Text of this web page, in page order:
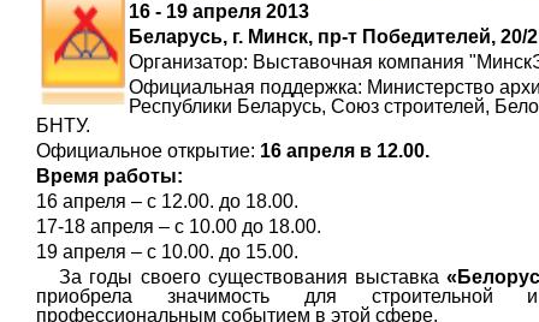
16 - 19 апреля 2013
Беларусь, г. Минск, пр-т Победителей,
Организатор: Выставочная компания
Официальная поддержка: Министерство
Республики Беларусь, Союз строителей,
БНТУ.
Официальное открытие: 16 апреля в 12.00.
Время работы:
16 апреля – с 12.00. до 18.00.
17-18 апреля – с 10.00 до 18.00.
19 апреля – с 10.00. до 15.00.
За годы своего существования выставка
приобрела значимость для строительной
профессиональным событием в этой сфере.